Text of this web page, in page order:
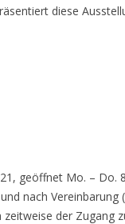
diese
geöffnet Mo. – Do.
nach Vereinbarung
der Zugang